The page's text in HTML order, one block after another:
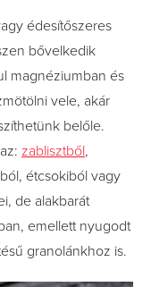
édesítőszeres
bővelkedik
magnéziumban és
vele, akár
belőle.
zablisztből,
étcsokiból vagy
de alakbarát
emellett nyugodt
granolánkhoz is.